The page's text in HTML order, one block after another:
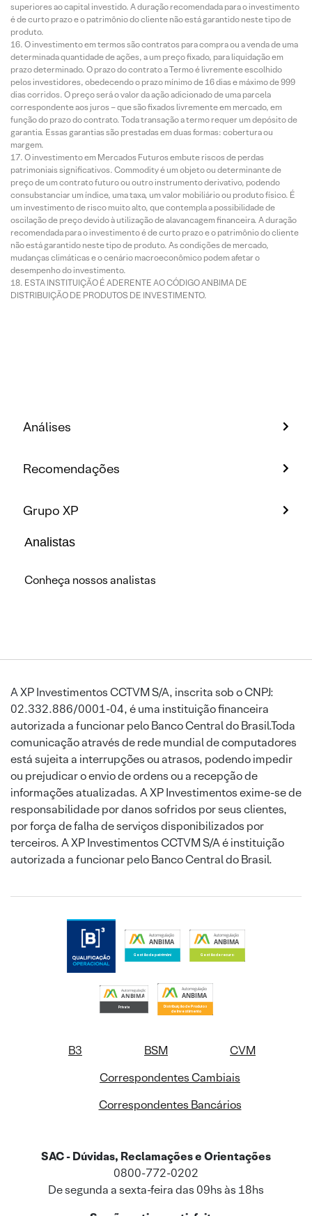
superiores ao capital investido. A duração recomendada para o investimento
é de curto prazo e o patrimônio do cliente não está garantido neste tipo de
produto.
O investimento em termos são contratos para compra ou a venda de uma
determinada quantidade de ações, a um preço fixado, para liquidação em
prazo determinado. O prazo do contrato a Termo é livremente escolhido
pelos investidores, obedecendo o prazo mínimo de 16 dias e máximo de 999
dias corridos. O preço será o valor da ação adicionado de uma parcela
correspondente aos juros – que são fixados livremente em mercado, em
função do prazo do contrato. Toda transação a termo requer um depósito de
garantia. Essas garantias são prestadas em duas formas: cobertura ou
margem.
O investimento em Mercados Futuros embute riscos de perdas
patrimoniais significativos. Commodity é um objeto ou determinante de
preço de um contrato futuro ou outro instrumento derivativo, podendo
consubstanciar um índice, uma taxa, um valor mobiliário ou produto físico. É
um investimento de risco muito alto, que contempla a possibilidade de
oscilação de preço devido à utilização de alavancagem financeira. A duração
recomendada para o investimento é de curto prazo e o patrimônio do cliente
não está garantido neste tipo de produto. As condições de mercado,
mudanças climáticas e o cenário macroeconômico podem afetar o
desempenho do investimento.
ESTA INSTITUIÇÃO É ADERENTE AO CÓDIGO ANBIMA DE
DISTRIBUIÇÃO DE PRODUTOS DE INVESTIMENTO.
Análises
Recomendações
Grupo XP
Analistas
Conheça nossos analistas
A XP Investimentos CCTVM S/A, inscrita sob o CNPJ:
02.332.886/0001-04, é uma instituição financeira
autorizada a funcionar pelo Banco Central do Brasil.Toda
comunicação através de rede mundial de computadores
está sujeita a interrupções ou atrasos, podendo impedir
ou prejudicar o envio de ordens ou a recepção de
informações atualizadas. A XP Investimentos exime-se de
responsabilidade por danos sofridos por seus clientes,
por força de falha de serviços disponibilizados por
terceiros. A XP Investimentos CCTVM S/A é instituição
autorizada a funcionar pelo Banco Central do Brasil.
B3 BSM
CVM
Correspondentes Cambiais
Correspondentes Bancários
SAC - Dúvidas, Reclamações e Orientações
0800-772-0202
De segunda a sexta-feira das 09hs às 18hs